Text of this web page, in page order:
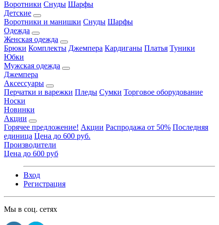
Воротники Снуды Шарфы
Детские
Воротники и манишки Снуды Шарфы
Одежда
Женская одежда
Брюки Комплекты Джемпера Кардиганы Платья Туники
Юбки
Мужская одежда
Джемпера
Аксессуары
Перчатки и варежки Пледы Сумки Торговое оборудование
Носки
Новинки
Акции
Горячее предложение! Акции Распродажа от 50% Последняя
единица Цена до 600 руб.
Производители
Цена до 600 руб
Вход
Регистрация
Мы в соц. сетях